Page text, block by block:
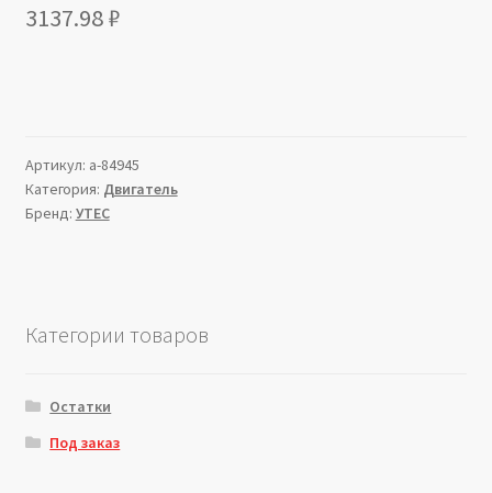
3137.98₽
Артикул: a-84945
Категория: Двигатель
Бренд: УТЕС
Категории товаров
Остатки
Под заказ